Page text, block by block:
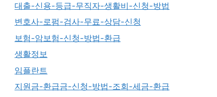
대출-신용-등급-무직자-생활비-신청-방법
변호사-로펌-검사-무료-상담-신청
보험-암보험-신청-방법-환급
생활정보
임플란트
지원금-환급금-신청-방법-조회-세금-환급